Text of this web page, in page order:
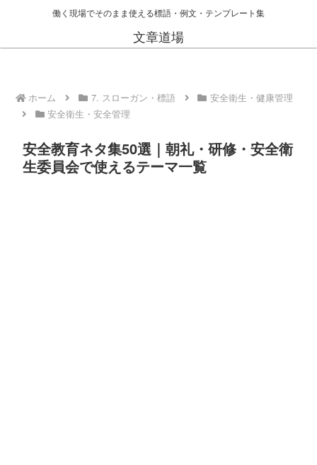
働く現場でそのまま使える標語・例文・テンプレート集
文章道場
ホーム 7. スローガン・標語
安全衛生・健康管理
安全衛生・安全管理
安全教育ネタ集50選｜朝礼・研修・安全衛
生委員会で使えるテーマ一覧